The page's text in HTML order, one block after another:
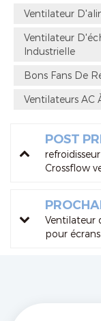
Ventilateur
Ventilateur
Industrielle
Bons Fans De
Ventilateurs AC
POST
Crossflow
Ventilateur
pour